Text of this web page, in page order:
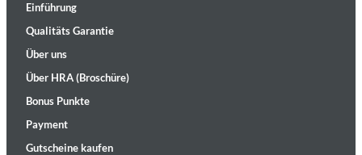
Einführung
Qualitäts Garantie
Über uns
Über HRA (Broschüre)
Bonus Punkte
Payment
Gutscheine kaufen